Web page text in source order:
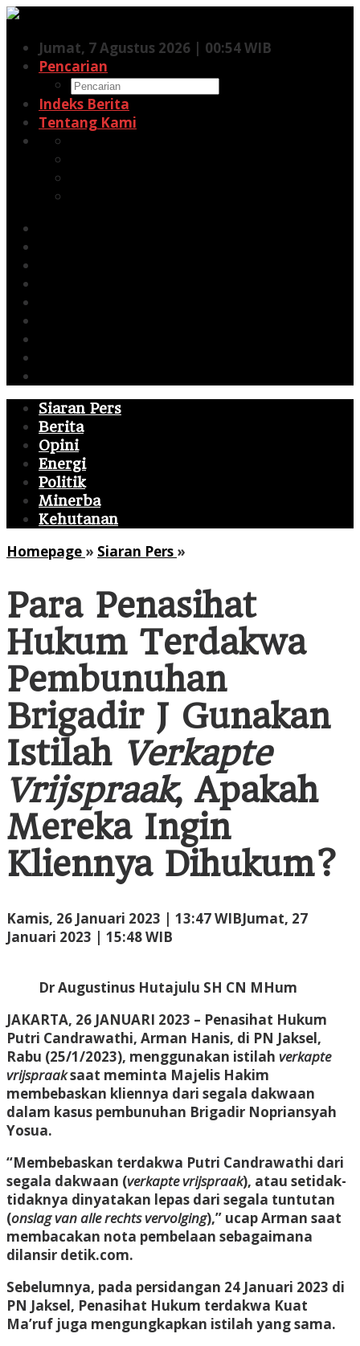
Lewati
kontenJumat, 7 Agustus 2026 | 00:54 WIB
Pencarian
Indeks Berita
Tentang Kami
Siaran Pers
Berita
Opini
Energi
Politik
Minerba
Kehutanan
Homepage » Siaran Pers »
Hukum
Terdakwa
Pembunuhan
Brigadir
Gunakan
Istilah
<em>Verkapte
Vrijspraak</em>,
Apakah
Mereka
Ingin
Kliennya
Dihukum?
Para Penasihat
Hukum Terdakwa
Pembunuhan
Brigadir J Gunakan
Istilah Verkapte
Vrijspraak, Apakah
Mereka Ingin
Kliennya Dihukum?
Kamis, 26 Januari 2023 | 13:47 WIBJumat, 27
Januari 2023 | 15:48 WIB
Dr Augustinus Hutajulu SH CN MHum
JAKARTA, 26 JANUARI 2023 – Penasihat Hukum
Putri Candrawathi, Arman Hanis, di PN Jaksel,
Rabu (25/1/2023), menggunakan istilah verkapte
vrijspraaksaat meminta Majelis Hakim
membebaskan kliennya dari segala dakwaan
dalam kasus pembunuhan Brigadir Nopriansyah
Yosua.
“Membebaskan terdakwa Putri Candrawathi dari
segala dakwaan (verkapte vrijspraak), atau setidak-
tidaknya dinyatakan lepas dari segala tuntutan
(onslag van alle rechts vervolging),” ucap Arman saat
membacakan nota pembelaan sebagaimana
dilansir detik.com.
Sebelumnya, pada persidangan 24 Januari 2023 di
PN Jaksel, Penasihat Hukum terdakwa Kuat
Ma’ruf juga mengungkapkan istilah yang sama.